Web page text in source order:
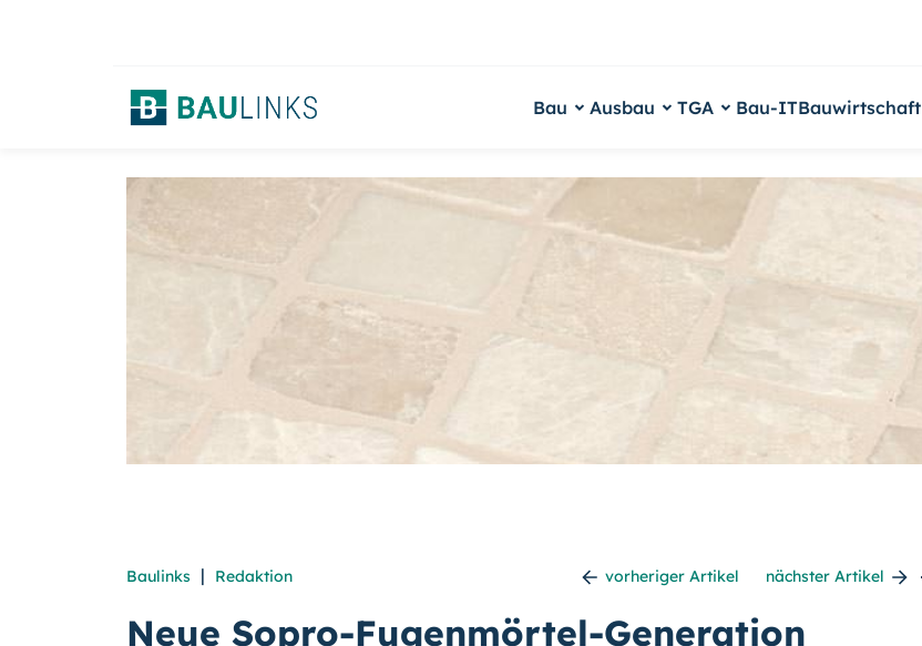
Bau Ausbau TGA Bau-ITBauwirtschaft
Baulinks | Redaktion vorheriger Artikel nächster Artikel
Neue Sopro-Fugenmörtel-Generation